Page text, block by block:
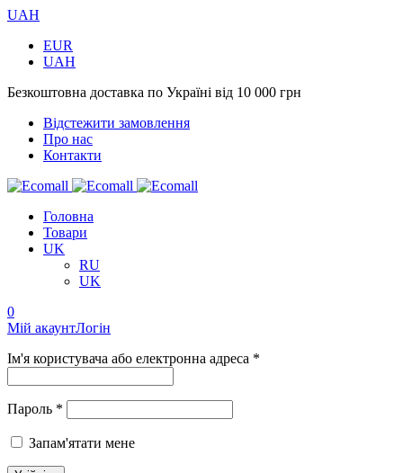
UAH
EUR
UAH
Безкоштовна доставка по Україні від 10 000 грн
Відстежити замовлення
Про нас
Контакти
Головна
Товари
UK
RU
UK
0
Мій акаунтЛогін
Ім'я користувача або електронна адреса *
Пароль *
Запам'ятати мене